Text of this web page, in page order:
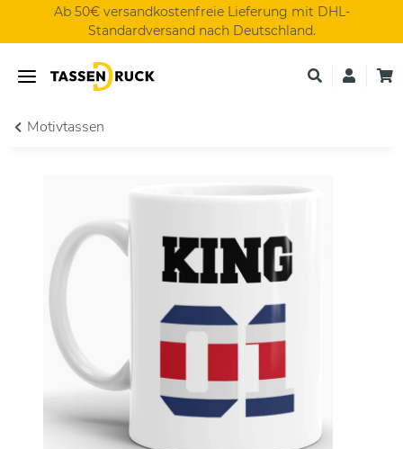
Ab 50€ versandkostenfreie Lieferung mit DHL-
Standardversand nach Deutschland.
Motivtassen